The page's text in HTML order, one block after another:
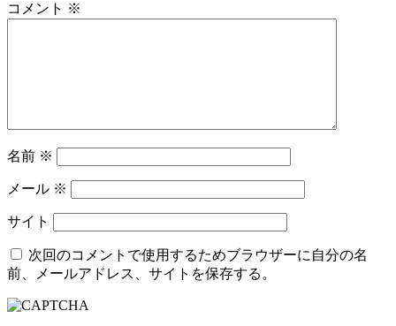
コメント ※
名前 ※
メール ※
サイト
次回のコメントで使用するためブラウザーに自分の名
前、メールアドレス、サイトを保存する。